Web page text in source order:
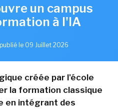
un campus
à l'IA
publié le 09 Juillet 2026
créée par l'école
la formation classique
en intégrant des